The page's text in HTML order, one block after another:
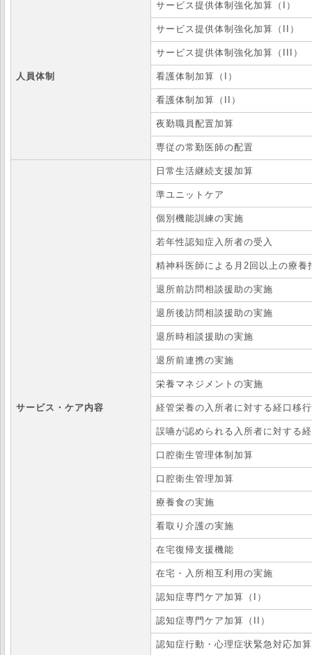
人員体制
サービス提供体制強化加算（I）
サービス提供体制強化加算（II）
サービス提供体制強化加算（III）
看護体制加算（I）
看護体制加算（II）
夜勤職員配置加算
専従の常勤医師の配置
サービス・ケア内容
日常生活継続支援加算
準ユニットケア
個別機能訓練の実施
若年性認知症入所者の受入
精神科医師による月2回以上の療養
退所前訪問相談援助の実施
退所後訪問相談援助の実施
退所時相談援助の実施
退所前連携の実施
栄養マネジメントの実施
経管栄養の入所者に対する経口移
誤嚥が認められる入所者に対する
口腔衛生管理体制加算
口腔衛生管理加算
療養食の実施
看取り介護の実施
在宅復帰支援機能
在宅・入所相互利用の実施
認知症専門ケア加算（I）
認知症専門ケア加算（II）
認知症行動・心理症状緊急対応加算